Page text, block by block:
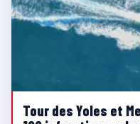
Tour des Yoles et